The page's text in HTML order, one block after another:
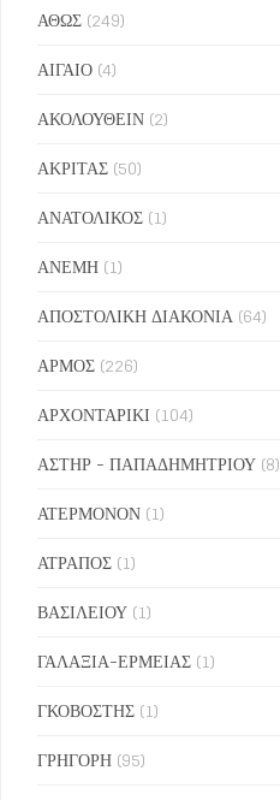
ΑΘΩΣ (249)
ΑΙΓΑΙΟ (4)
ΑΚΟΛΟΥΘΕΙΝ (2)
ΑΚΡΙΤΑΣ (50)
ΑΝΑΤΟΛΙΚΟΣ (1)
ΑΝΕΜΗ (1)
ΑΠΟΣΤΟΛΙΚΗ ΔΙΑΚΟΝΙΑ (64)
ΑΡΜΟΣ (226)
ΑΡΧΟΝΤΑΡΙΚΙ (104)
ΑΣΤΗΡ - ΠΑΠΑΔΗΜΗΤΡΙΟΥ (8)
ΑΤΕΡΜΟΝΟΝ (1)
ΑΤΡΑΠΟΣ (1)
ΒΑΣΙΛΕΙΟΥ (1)
ΓΑΛΑΞΙΑ-ΕΡΜΕΙΑΣ (1)
ΓΚΟΒΟΣΤΗΣ (1)
ΓΡΗΓΟΡΗ (95)